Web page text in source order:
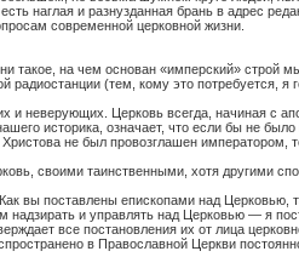
наглая и разнузданная брань в адрес
современной церковной жизни.
такое, на чем основан «имперский» строй
(тем, кому это потребуется, я
Церковь всегда, начиная с
историка, означает, что если бы не
не был провозглашен императором,
своими таинственными, хотя другими
вы поставлены епископами над Церковью,
и управлять над Церковью — я
все постановления их от лица
в Православной Церкви